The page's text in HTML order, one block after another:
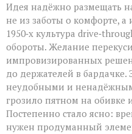
Идея надёжно размещать
не из заботы о комфорте,
1950‑х культура
обороты. Желание
импровизированных
до держателей в
неудобными и
грозило пятном на обивке
Постепенно стало ясно:
нужен продуманный